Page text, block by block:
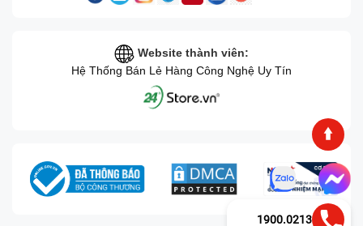
Website thành viên:
Hệ Thống Bán Lẻ Hàng Công Nghệ Uy Tín
1900.0213